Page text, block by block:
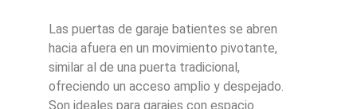
Las puertas de garaje batientes se abren
hacia afuera en un movimiento pivotante,
similar al de una puerta tradicional,
ofreciendo un acceso amplio y despejado.
Son ideales para garajes con espacio